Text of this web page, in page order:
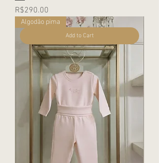
Price
R$290.00
Add to Cart
Algodão pima